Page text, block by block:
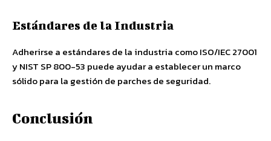
Estándares de la Industria
Adherirse a estándares de la industria como ISO/IEC 27001
y NIST SP 800-53 puede ayudar a establecer un marco
sólido para la gestión de parches de seguridad.
Conclusión